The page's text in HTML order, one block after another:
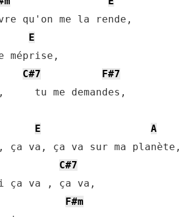
qu'on me la rende,
E
méprise,
C#7
F#7
tu me demandes,
E
A
ça va, ça va sur ma planète,
C#7
ça va , ça va,
F#m